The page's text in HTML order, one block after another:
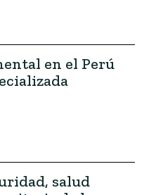
en el Perú
salud